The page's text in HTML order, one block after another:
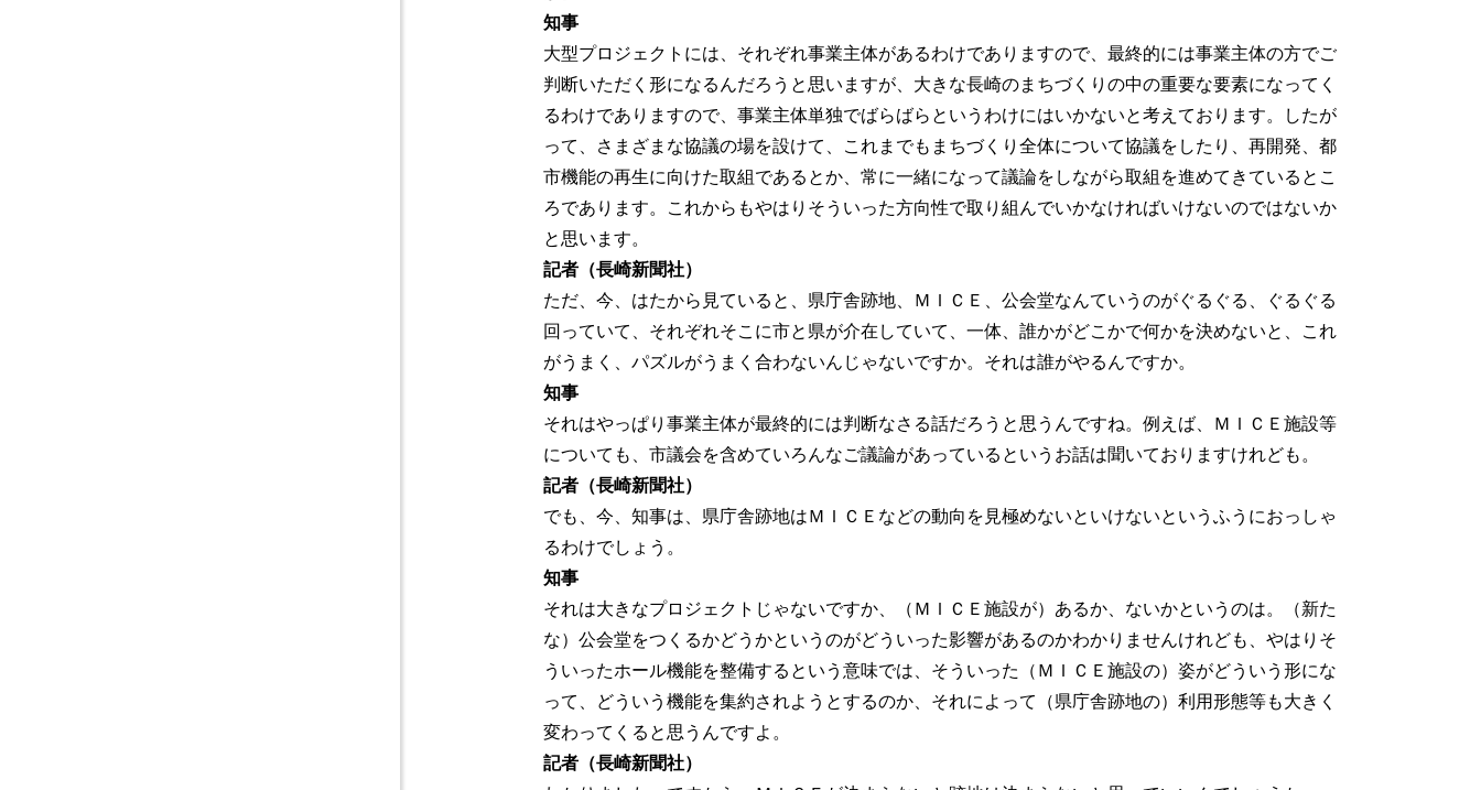
知事
大型プロジェクトには、それぞれ事業主体があるわけでありますので、最終的には事業主体の方でご
判断いただく形になるんだろうと思いますが、大きな長崎のまちづくりの中の重要な要素になってく
るわけでありますので、事業主体単独でばらばらというわけにはいかないと考えております。したが
って、さまざまな協議の場を設けて、これまでもまちづくり全体について協議をしたり、再開発、都
市機能の再生に向けた取組であるとか、常に一緒になって議論をしながら取組を進めてきているとこ
ろであります。これからもやはりそういった方向性で取り組んでいかなければいけないのではないか
と思います。
記者（長崎新聞社）
ただ、今、はたから見ていると、県庁舎跡地、ＭＩＣＥ、公会堂なんていうのがぐるぐる、ぐるぐる
回っていて、それぞれそこに市と県が介在していて、一体、誰かがどこかで何かを決めないと、これ
がうまく、パズルがうまく合わないんじゃないですか。それは誰がやるんですか。
知事
それはやっぱり事業主体が最終的には判断なさる話だろうと思うんですね。例えば、ＭＩＣＥ施設等
についても、市議会を含めていろんなご議論があっているというお話は聞いておりますけれども。
記者（長崎新聞社）
でも、今、知事は、県庁舎跡地はＭＩＣＥなどの動向を見極めないといけないというふうにおっしゃ
るわけでしょう。
知事
それは大きなプロジェクトじゃないですか、（ＭＩＣＥ施設が）あるか、ないかというのは。（新た
な）公会堂をつくるかどうかというのがどういった影響があるのかわかりませんけれども、やはりそ
ういったホール機能を整備するという意味では、そういった（ＭＩＣＥ施設の）姿がどういう形にな
って、どういう機能を集約されようとするのか、それによって（県庁舎跡地の）利用形態等も大きく
変わってくると思うんですよ。
記者（長崎新聞社）